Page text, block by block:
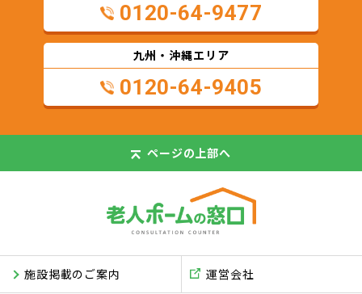
0120-64-9477
九州・沖縄エリア
0120-64-9405
ページの上部へ
施設掲載のご案内 運営会社